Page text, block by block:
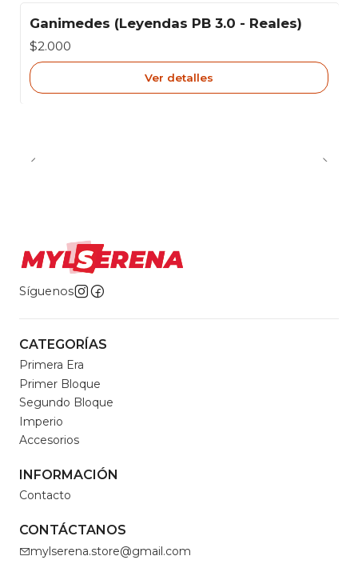
Agotado
Ganimedes (Leyendas PB 3.0 - Reales)
$2.000
Ver detalles
Síguenos
CATEGORÍAS
Primera Era
Primer Bloque
Segundo Bloque
Imperio
Accesorios
INFORMACIÓN
Contacto
CONTÁCTANOS
mylserena.store@gmail.com